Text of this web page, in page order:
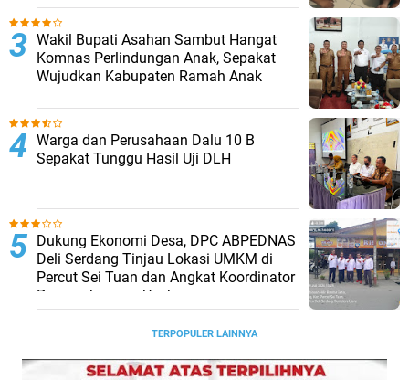
Wakil Bupati Asahan Sambut Hangat
Komnas Perlindungan Anak, Sepakat
Wujudkan Kabupaten Ramah Anak
Warga dan Perusahaan Dalu 10 B
Sepakat Tunggu Hasil Uji DLH
Dukung Ekonomi Desa, DPC ABPEDNAS
Deli Serdang Tinjau Lokasi UMKM di
Percut Sei Tuan dan Angkat Koordinator
Pengembangan Usaha
TERPOPULER LAINNYA